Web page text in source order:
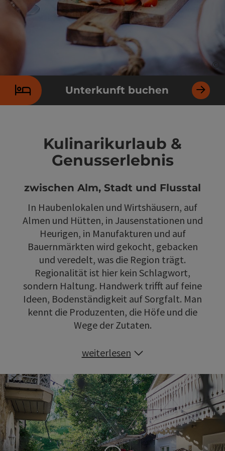
©
Unterkunft buchen
Kulinarikurlaub &
Genusserlebnis
zwischen Alm, Stadt und Flusstal
In Haubenlokalen und Wirtshäusern, auf
Almen und Hütten, in Jausenstationen und
Heurigen, in Manufakturen und auf
Bauernmärkten wird gekocht, gebacken
und veredelt, was die Region trägt.
Regionalität ist hier kein Schlagwort,
sondern Haltung. Handwerk trifft auf feine
Ideen, Bodenständigkeit auf Sorgfalt. Man
kennt die Produzenten, die Höfe und die
Wege der Zutaten.
weiterlesen